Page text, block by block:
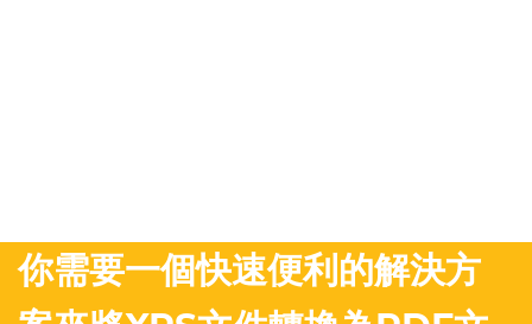
你需要一個快速便利的解決方